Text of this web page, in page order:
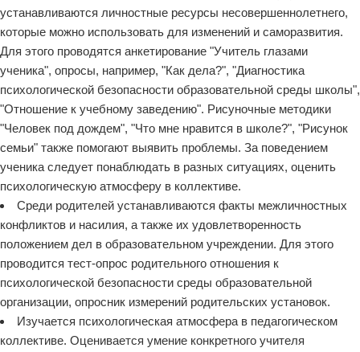
устанавливаются личностные ресурсы несовершеннолетнего,
которые можно использовать для изменений и саморазвития.
Для этого проводятся анкетирование "Учитель глазами
ученика", опросы, например, "Как дела?", "Диагностика
психологической безопасности образовательной среды школы",
"Отношение к учебному заведению". Рисуночные методики
"Человек под дождем", "Что мне нравится в школе?", "Рисунок
семьи" также помогают выявить проблемы. За поведением
ученика следует понаблюдать в разных ситуациях, оценить
психологическую атмосферу в коллективе.
Среди родителей устанавливаются факты межличностных
конфликтов и насилия, а также их удовлетворенность
положением дел в образовательном учреждении. Для этого
проводится тест-опрос родительного отношения к
психологической безопасности среды образовательной
организации, опросник измерений родительских установок.
Изучается психологическая атмосфера в педагогическом
коллективе. Оценивается умение конкретного учителя